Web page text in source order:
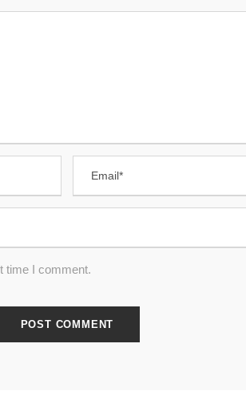
time I comment.